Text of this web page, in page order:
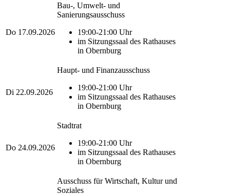
Do 17.09.2026
Bau-, Umwelt- und
Sanierungsausschuss
19:00-21:00 Uhr
im Sitzungssaal des Rathauses
in Obernburg
Di 22.09.2026
Haupt- und Finanzausschuss
19:00-21:00 Uhr
im Sitzungssaal des Rathauses
in Obernburg
Do 24.09.2026
Stadtrat
19:00-21:00 Uhr
im Sitzungssaal des Rathauses
in Obernburg
Ausschuss für Wirtschaft, Kultur und
Soziales